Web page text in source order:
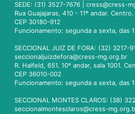
SEDE: (31) 3527-7676 | cress@cress-
Rua Guajajaras, 410 - 11º andar.
CEP 30180-912
Funcionamento: segunda a sexta, das
SECCIONAL JUIZ DE FORA: (32) 3217-
seccionaljuizdefora@cress-mg.org.br
R. Halfeld, 651. 10º andar, sala 1001.
CEP 36010-002
Funcionamento: segunda a sexta, das
SECCIONAL MONTES CLAROS: (38)
seccionalmontesclaros@cress-